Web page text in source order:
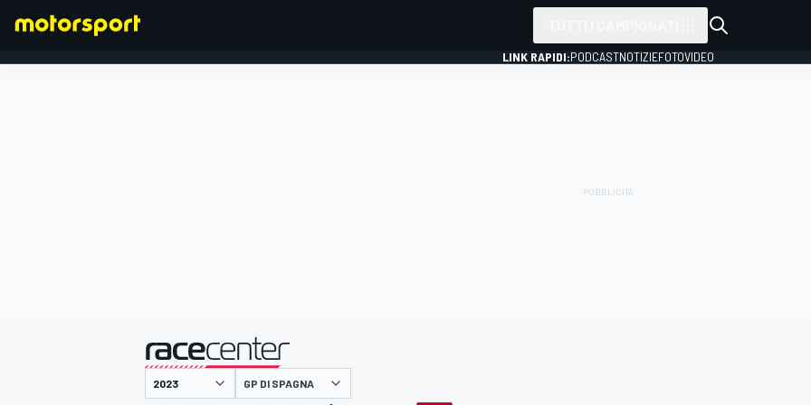
LINK RAPIDI:PODCASTNOTIZIEFOTOVIDEO
presentato da
GP DI SPAGNA